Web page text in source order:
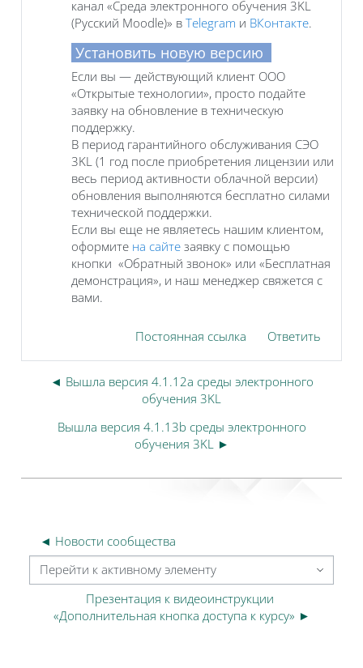
канал «Среда электронного обучения 3KL
(Русский Moodle)» в Telegram и ВКонтакте.
Установить новую версию
Если вы — действующий клиент ООО
«Открытые технологии», просто подайте
заявку на обновление в техническую
поддержку.
В период гарантийного обслуживания СЭО
3KL (1 год после приобретения лицензии или
весь период активности облачной версии)
обновления выполняются бесплатно силами
технической поддержки.
Если вы еще не являетесь нашим клиентом,
оформите на сайте заявку с помощью
кнопки «Обратный звонок» или «Бесплатная
демонстрация», и наш менеджер свяжется с
вами.
Постоянная ссылка Ответить
◄ Вышла версия 4.1.12a среды электронного
обучения 3KL
Вышла версия 4.1.13b среды электронного
обучения 3KL ►
◄ Новости сообщества
Перейти к активному элементу
Презентация к видеоинструкции
«Дополнительная кнопка доступа к курсу» ►